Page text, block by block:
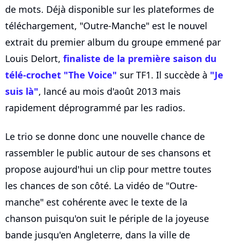
de mots. Déjà disponible sur les plateformes de
téléchargement, "Outre-Manche" est le nouvel
extrait du premier album du groupe emmené par
Louis Delort, finaliste de la première saison du
télé-crochet "The Voice" sur TF1. Il succède à "Je
suis là", lancé au mois d'août 2013 mais
rapidement déprogrammé par les radios.
Le trio se donne donc une nouvelle chance de
rassembler le public autour de ses chansons et
propose aujourd'hui un clip pour mettre toutes
les chances de son côté. La vidéo de "Outre-
manche" est cohérente avec le texte de la
chanson puisqu'on suit le périple de la joyeuse
bande jusqu'en Angleterre, dans la ville de